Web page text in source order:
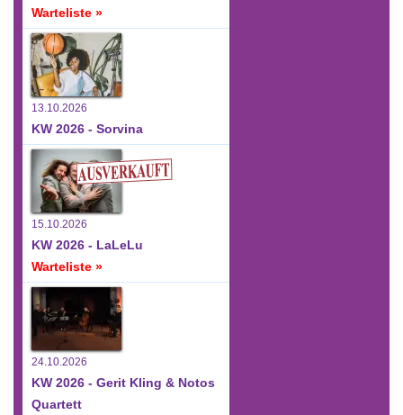
Warteliste »
13.10.2026
KW 2026 - Sorvina
15.10.2026
KW 2026 - LaLeLu
Warteliste »
24.10.2026
KW 2026 - Gerit Kling & Notos
Quartett